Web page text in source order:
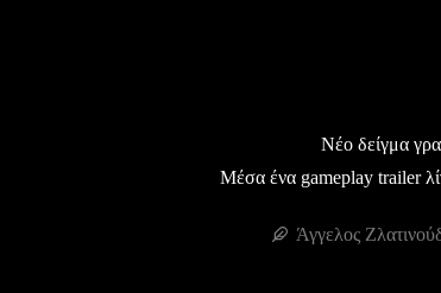
Νέο δείγμα
Μέσα ένα gameplay trailer
Άγγελος